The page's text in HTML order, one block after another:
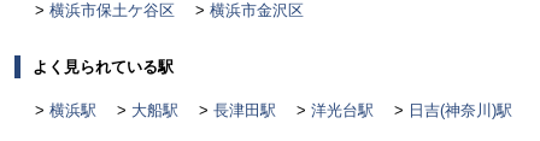
横浜市保土ケ谷区 横浜市金沢区
よく見られている駅
横浜駅 大船駅 長津田駅 洋光台駅 日吉(神奈川)駅